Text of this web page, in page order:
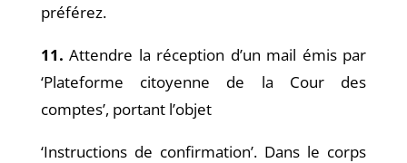
préférez.
11. Attendre la réception d’un mail émis par
‘Plateforme citoyenne de la Cour des
comptes’, portant l’objet
‘Instructions de confirmation’. Dans le corps